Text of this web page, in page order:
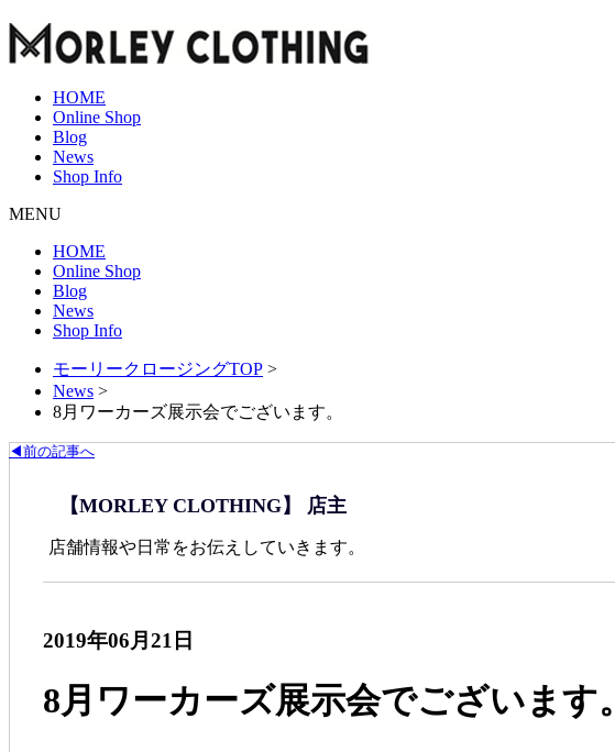
HOME
Online Shop
Blog
News
Shop Info
MENU
HOME
Online Shop
Blog
News
Shop Info
モーリークロージングTOP >
News >
8月ワーカーズ展示会でございます。
◀前の記事へ
【MORLEY CLOTHING】 店主
店舗情報や日常をお伝えしていきます。
2019年06月21日
8月ワーカーズ展示会でございます。